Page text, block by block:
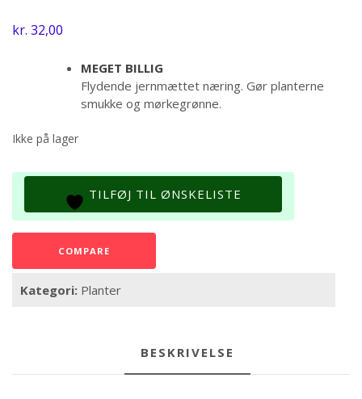
kr. 32,00
MEGET BILLIG
Flydende jernmættet næring. Gør planterne
smukke og mørkegrønne.
Ikke på lager
TILFØJ TIL ØNSKELISTE
COMPARE
Kategori: Planter
BESKRIVELSE